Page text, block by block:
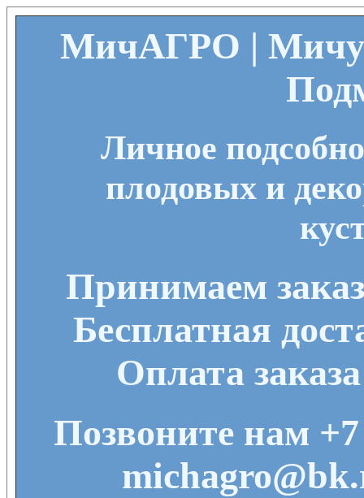
МичАГРО |
Личное
плодовых и
Принимаем
Бесплатная
Оплата
Позвоните нам